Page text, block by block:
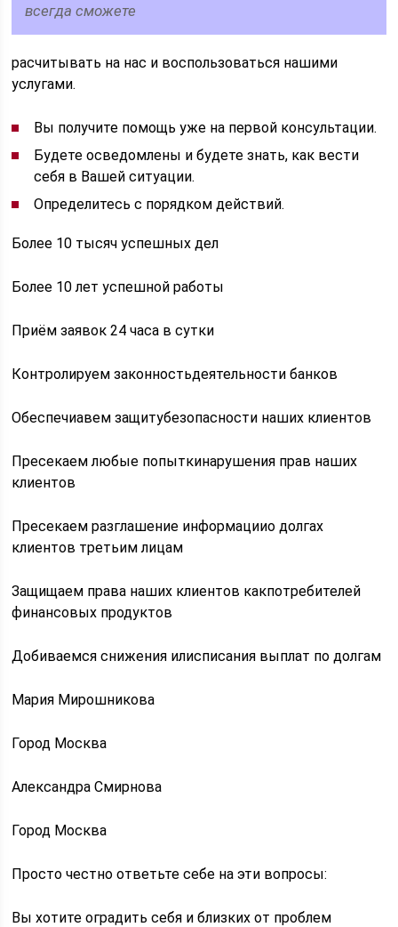
всегда сможете
расчитывать на нас и воспользоваться нашими
услугами.
Вы получите помощь уже на первой консультации.
Будете осведомлены и будете знать, как вести
себя в Вашей ситуации.
Определитесь с порядком действий.
Более 10 тысяч успешных дел
Более 10 лет успешной работы
Приём заявок 24 часа в сутки
Контролируем законностьдеятельности банков
Обеспечиавем защитубезопасности наших клиентов
Пресекаем любые попыткинарушения прав наших
клиентов
Пресекаем разглашение информациио долгах
клиентов третьим лицам
Защищаем права наших клиентов какпотребителей
финансовых продуктов
Добиваемся снижения илисписания выплат по долгам
Мария Мирошникова
Город Москва
Александра Смирнова
Город Москва
Просто честно ответьте себе на эти вопросы:
Вы хотите оградить себя и близких от проблем